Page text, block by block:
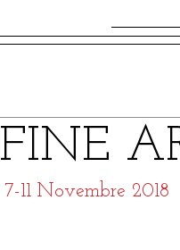
FINE
7-11 Novembre 2018